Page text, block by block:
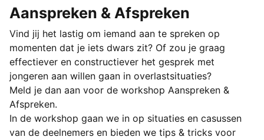
Aanspreken & Afspreken
Vind jij het lastig om iemand aan te spreken op
momenten dat je iets dwars zit? Of zou je graag
effectiever en constructiever het gesprek met
jongeren aan willen gaan in overlastsituaties?
Meld je dan aan voor de workshop Aanspreken &
Afspreken.
In de workshop gaan we in op situaties en casussen
van de deelnemers en bieden we tips & tricks voor